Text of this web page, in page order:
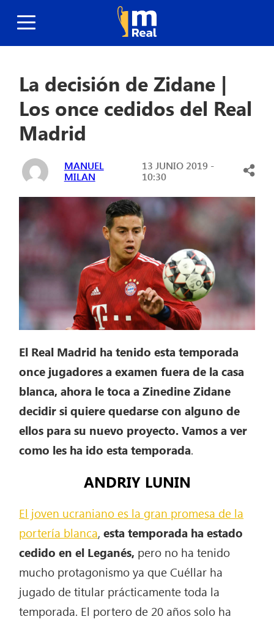
La decisión de Zidane |
Los once cedidos del Real
Madrid
MANUEL
MILAN
13 JUNIO 2019 -
10:30
El Real Madrid ha tenido esta temporada
once jugadores a examen fuera de la casa
blanca, ahora le toca a Zinedine Zidane
decidir si quiere quedarse con alguno de
ellos para su nuevo proyecto. Vamos a ver
como les ha ido esta temporada.
ANDRIY LUNIN
El joven ucraniano es la gran promesa de la
portería blanca, esta temporada ha estado
cedido en el Leganés, pero no ha tenido
mucho protagonismo ya que Cuéllar ha
jugado de titular prácticamente toda la
temporada. El portero de 20 años solo ha